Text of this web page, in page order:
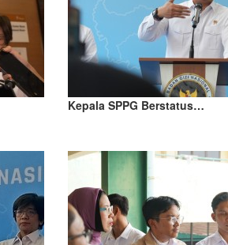
Kepala SPPG Berstatus…